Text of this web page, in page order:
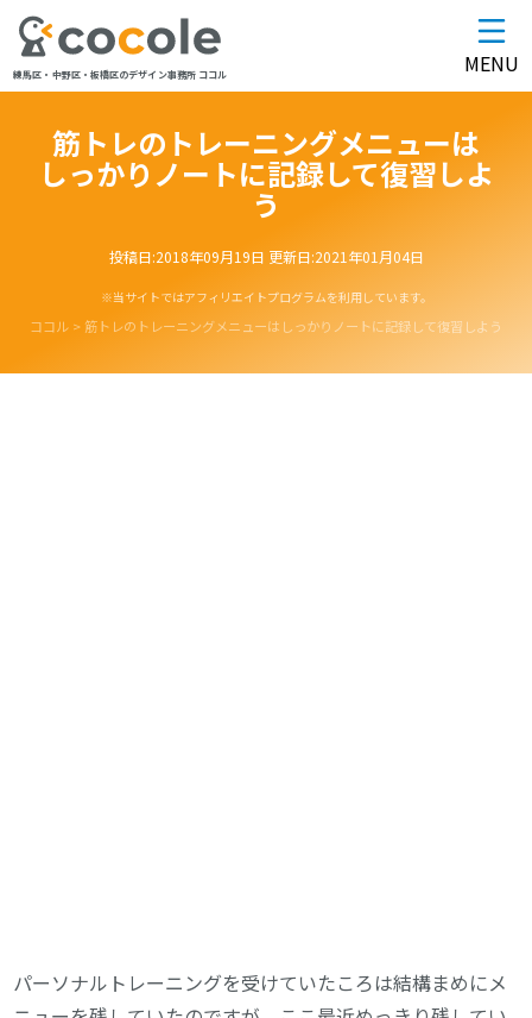
練馬区・中野区・板橋区のデザイン事務所 ココル MENU
筋トレのトレーニングメニューは
しっかりノートに記録して復習しよ
う
投稿日:2018年09月19日 更新日:2021年01月04日
※当サイトではアフィリエイトプログラムを利用しています。
ココル >筋トレのトレーニングメニューはしっかりノートに記録して復習しよう
パーソナルトレーニングを受けていたころは結構まめにメ